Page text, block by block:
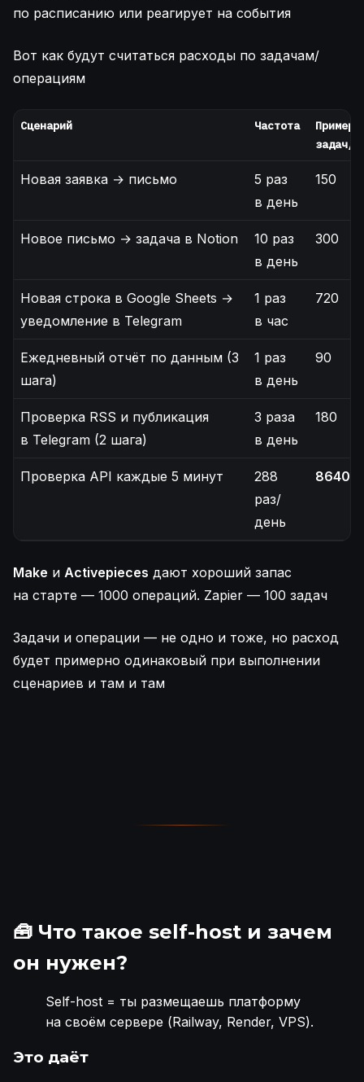
по расписанию или реагирует на события
Вот как будут считаться расходы по задачам/
операциям
Сценарий Частота
задач/
Новая заявка → письмо
5 раз
в день
150
Новое письмо → задача в Notion
10 раз
в день
300
Новая строка в Google Sheets →
уведомление в Telegram
1 раз
в час
720
Ежедневный отчёт по данным (3
шага)
1 раз
в день
90
Проверка RSS и публикация
в Telegram (2 шага)
3 раза
в день
180
Проверка API каждые 5 минут
288
раз/
день
8640
Make и Activepieces дают хороший запас
на старте — 1000 операций. Zapier — 100 задач
Задачи и операции — не одно и тоже, но расход
будет примерно одинаковый при выполнении
сценариев и там и там
🧰 Что такое self-host и зачем
он нужен?
Self-host = ты размещаешь платформу
на своём сервере (Railway, Render, VPS).
Это даёт